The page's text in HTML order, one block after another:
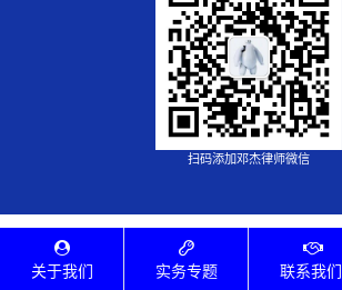
扫码添加邓杰律师微信
互联网法务网 版权所有
关于我们 实务专题 联系我们